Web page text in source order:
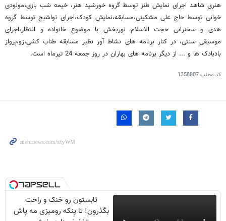
هنری شاهد اجرای نمایش طنز توسط گروه خورشید هنر، خیمه شب بازی،مولودی
خوانی توسط حاج علی مشکینی،مسابقه،نمایش کودک،اجرای تواشیح توسط گروه
هدی و سخنرانی حجت الاسلام نوربخش با موضوع خانواده و انتظار،اجرای
موسیقی سنتی، در کنار برنامه های نشاط آور نظیر مسابقه طناب کشی،زو،پرواز
بادبادک ها و ... از دیگر برنامه های بهاران در روز جمعه 24 تیرماه است.
کد مطلب1358807
تابستون رو خنک و راحت
بگذرون! تا پنکه رومیزی مه پاش